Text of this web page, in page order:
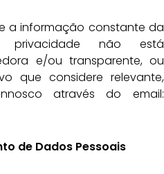
a informação constante da
privacidade não está
e/ou transparente, ou
que considere relevante,
através do email:
de Dados Pessoais